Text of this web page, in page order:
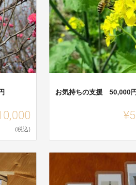
(税込)
お気持ちの支援 50,000円